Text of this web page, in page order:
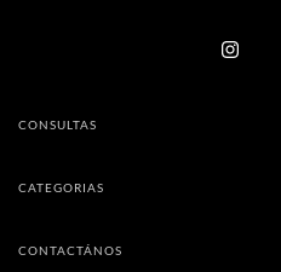
CONSULTAS
CATEGORIAS
CONTACTÁNOS